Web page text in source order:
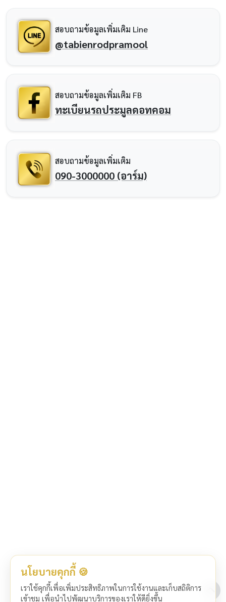
สอบถามข้อมูลเพิ่มเติม Line
@tabienrodpramool
สอบถามข้อมูลเพิ่มเติม FB
ทะเบียนรถประมูลดอทคอม
สอบถามข้อมูลเพิ่มเติม
090-3000000 (อาร์ม)
นโยบายคุกกี้ 🍪
เราใช้คุกกี้เพื่อเพิ่มประสิทธิภาพในการใช้งานและเก็บสถิติการ
เข้าชม เพื่อนำไปพัฒนาบริการของเราให้ดียิ่งขึ้น